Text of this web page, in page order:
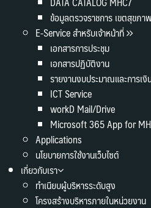
ข้อมูลตรวจราชการ เขตสุขภ
E-Service สำหรับเจ้าหน้าที่
เอกสารการประชุม
เอกสารปฏิบัติงาน
รายงานงบประมาณและการ
ICT Service
workD Mail/Drive
Microsoft 365 App for
Applications
นโยบายการใช้งานเว็บไซต์
เกี่ยวกับเรา
ทำเนียบผู้บริหารระดับสูง
โครงสร้างบริหารภายในหน่วยงาน